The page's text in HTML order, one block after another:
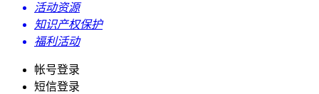
活动资源
知识产权保护
福利活动
帐号登录
短信登录